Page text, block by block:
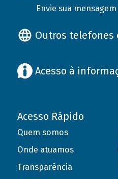
Envie sua mensagem
Outros telefones
Acesso à
Acesso Rápido
Quem somos
Onde atuamos
Transparência